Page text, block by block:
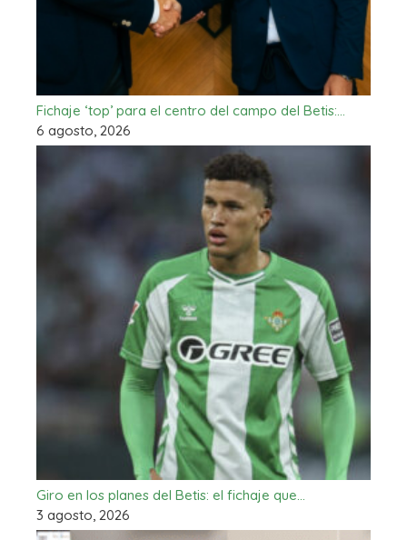
Fichaje ‘top’ para el centro del campo del Betis:…
6 agosto, 2026
Giro en los planes del Betis: el fichaje que…
3 agosto, 2026